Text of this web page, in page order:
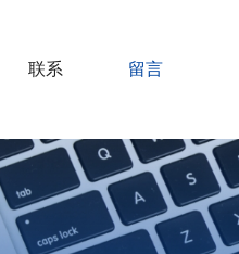
联系 留言